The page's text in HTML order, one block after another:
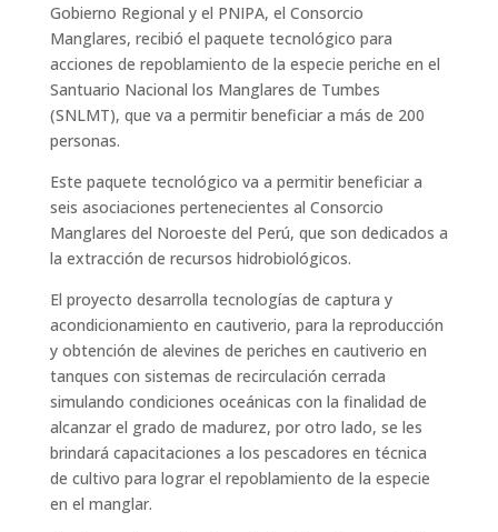
Gobierno Regional y el PNIPA, el Consorcio
Manglares, recibió el paquete tecnológico para
acciones de repoblamiento de la especie periche en el
Santuario Nacional los Manglares de Tumbes
(SNLMT), que va a permitir beneficiar a más de 200
personas.
Este paquete tecnológico va a permitir beneficiar a
seis asociaciones pertenecientes al Consorcio
Manglares del Noroeste del Perú, que son dedicados a
la extracción de recursos hidrobiológicos.
El proyecto desarrolla tecnologías de captura y
acondicionamiento en cautiverio, para la reproducción
y obtención de alevines de periches en cautiverio en
tanques con sistemas de recirculación cerrada
simulando condiciones oceánicas con la finalidad de
alcanzar el grado de madurez, por otro lado, se les
brindará capacitaciones a los pescadores en técnica
de cultivo para lograr el repoblamiento de la especie
en el manglar.